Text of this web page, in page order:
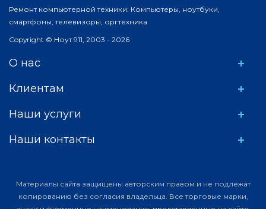
Ремонт компьютерной техники: Компьютеры, ноутбуки,
смартфоны, телевизоры, оргтехника
Copyright © Ноут 911, 2003 - 2026
О нас
Клиентам
Наши услуги
Наши контакты
Материалы сайта защищены авторским правом и не подлежат
копированию без согласия владельца. Все торговые марки,